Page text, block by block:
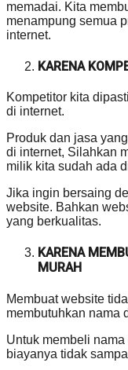
memadai. Kita
menampung semua
internet.
KARENA
Kompetitor kita
di internet.
Produk dan jasa
di internet, Silahkan
milik kita sudah ada
Jika ingin bersaing
website. Bahkan
yang berkualitas.
KARENA
MURAH
Membuat website
membutuhkan nama
Untuk membeli
biayanya tidak